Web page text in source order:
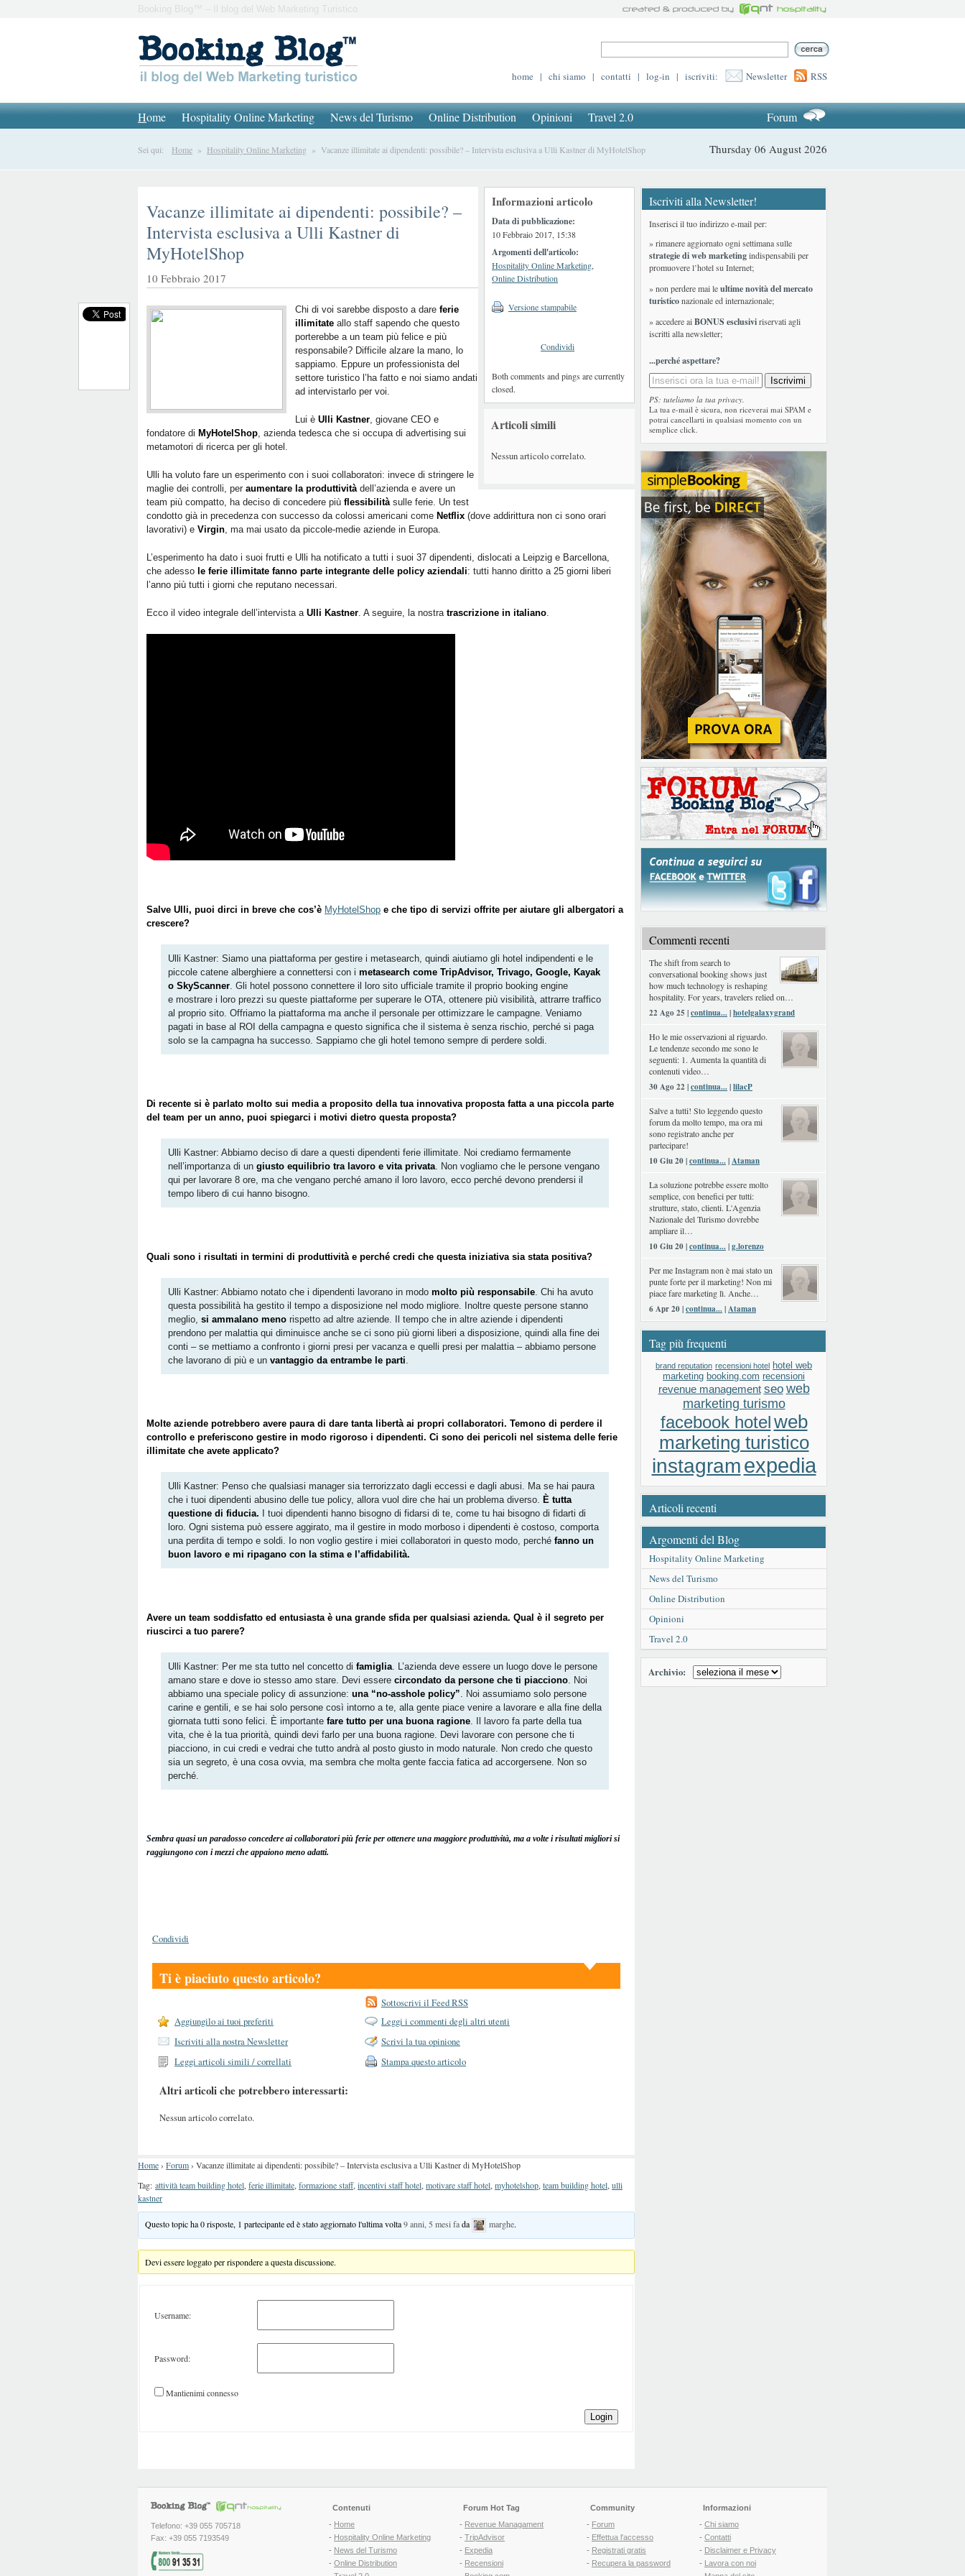
Booking Blog™ – Il blog del Web Marketing Turistico
home | chi siamo | contatti | log-in | iscriviti: Newsletter RSS
Home Hospitality Online Marketing News del Turismo Online Distribution Opinioni Travel 2.0 Forum
Sei qui: Home » Hospitality Online Marketing » Vacanze illimitate ai dipendenti: possibile? – Intervista esclusiva a Ulli Kastner di MyHotelShop Thursday 06 August 2026
Informazioni articolo
Data di pubblicazione:
10 Febbraio 2017, 15:38
Argomenti dell'articolo:
Hospitality Online Marketing,
Online Distribution
Versione stampabile
Condividi
Both comments and pings are currently
closed.
Articoli simili
Nessun articolo correlato.
Vacanze illimitate ai dipendenti: possibile? –
Intervista esclusiva a Ulli Kastner di
MyHotelShop
10 Febbraio 2017
Chi di voi sarebbe disposto a dare ferie
illimitate allo staff sapendo che questo
porterebbe a un team più felice e più
responsabile? Difficile alzare la mano, lo
sappiamo. Eppure un professionista del
settore turistico l’ha fatto e noi siamo andati
ad intervistarlo per voi.
Lui è Ulli Kastner, giovane CEO e
fondatore di MyHotelShop, azienda tedesca che si occupa di advertising sui
metamotori di ricerca per gli hotel.
Ulli ha voluto fare un esperimento con i suoi collaboratori: invece di stringere le
maglie dei controlli, per aumentare la produttivitàdell’azienda e avere un
team più compatto, ha deciso di concedere più flessibilitàsulle ferie. Un test
condotto già in precedenza con successo da colossi americani come Netflix (dove addirittura non ci sono orari
lavorativi) e Virgin, ma mai usato da piccole-medie aziende in Europa.
L’esperimento ha dato i suoi frutti e Ulli ha notificato a tutti i suoi 37 dipendenti, dislocati a Leipzig e Barcellona,
che adesso le ferie illimitate fanno parte integrante delle policy aziendali: tutti hanno diritto a 25 giorni liberi
l’anno più tutti i giorni che reputano necessari.
Ecco il video integrale dell’intervista a Ulli Kastner. A seguire, la nostra trascrizione in italiano.
Salve Ulli, puoi dirci in breve che cos’è MyHotelShop e che tipo di servizi offrite per aiutare gli albergatori a
crescere?
Ulli Kastner: Siamo una piattaforma per gestire i metasearch, quindi aiutiamo gli hotel indipendenti e le
piccole catene alberghiere a connettersi con i metasearch come TripAdvisor, Trivago, Google, Kayak
o SkyScanner. Gli hotel possono connettere il loro sito ufficiale tramite il proprio booking engine
e mostrare i loro prezzi su queste piattaforme per superare le OTA, ottenere più visibilità, attrarre traffico
al proprio sito. Offriamo la piattaforma ma anche il personale per ottimizzare le campagne. Veniamo
pagati in base al ROI della campagna e questo significa che il sistema è senza rischio, perché si paga
solo se la campagna ha successo. Sappiamo che gli hotel temono sempre di perdere soldi.
Di recente si è parlato molto sui media a proposito della tua innovativa proposta fatta a una piccola parte
del team per un anno, puoi spiegarci i motivi dietro questa proposta?
Ulli Kastner: Abbiamo deciso di dare a questi dipendenti ferie illimitate. Noi crediamo fermamente
nell’importanza di un giusto equilibrio tra lavoro e vita privata. Non vogliamo che le persone vengano
qui per lavorare 8 ore, ma che vengano perché amano il loro lavoro, ecco perché devono prendersi il
tempo libero di cui hanno bisogno.
Quali sono i risultati in termini di produttività e perché credi che questa iniziativa sia stata positiva?
Ulli Kastner: Abbiamo notato che i dipendenti lavorano in modo molto più responsabile. Chi ha avuto
questa possibilità ha gestito il tempo a disposizione nel modo migliore. Inoltre queste persone stanno
meglio, si ammalano meno rispetto ad altre aziende. Il tempo che in altre aziende i dipendenti
prendono per malattia qui diminuisce anche se ci sono più giorni liberi a disposizione, quindi alla fine dei
conti – se mettiamo a confronto i giorni presi per vacanza e quelli presi per malattia – abbiamo persone
che lavorano di più e un vantaggio da entrambe le parti.
Molte aziende potrebbero avere paura di dare tanta libertà ai propri collaboratori. Temono di perdere il
controllo e preferiscono gestire in modo rigoroso i dipendenti. Ci sono dei pericoli nel sistema delle ferie
illimitate che avete applicato?
Ulli Kastner: Penso che qualsiasi manager sia terrorizzato dagli eccessi e dagli abusi. Ma se hai paura
che i tuoi dipendenti abusino delle tue policy, allora vuol dire che hai un problema diverso. È tutta
questione di fiducia. I tuoi dipendenti hanno bisogno di fidarsi di te, come tu hai bisogno di fidarti di
loro. Ogni sistema può essere aggirato, ma il gestire in modo morboso i dipendenti è costoso, comporta
una perdita di tempo e soldi. Io non voglio gestire i miei collaboratori in questo modo, perché fanno un
buon lavoro e mi ripagano con la stima e l’affidabilità.
Avere un team soddisfatto ed entusiasta è una grande sfida per qualsiasi azienda. Qual è il segreto per
riuscirci a tuo parere?
Ulli Kastner: Per me sta tutto nel concetto di famiglia. L’azienda deve essere un luogo dove le persone
amano stare e dove io stesso amo stare. Devi essere circondato da persone che ti piacciono. Noi
abbiamo una speciale policy di assunzione: una “no-asshole policy”. Noi assumiamo solo persone
carine e gentili, e se hai solo persone così intorno a te, alla gente piace venire a lavorare e alla fine della
giornata tutti sono felici. È importante fare tutto per una buona ragione. Il lavoro fa parte della tua
vita, che è la tua priorità, quindi devi farlo per una buona ragione. Devi lavorare con persone che ti
piacciono, in cui credi e vedrai che tutto andrà al posto giusto in modo naturale. Non credo che questo
sia un segreto, è una cosa ovvia, ma sembra che molta gente faccia fatica ad accorgersene. Non so
perché.
Sembra quasi un paradosso concedere ai collaboratori più ferie per ottenere una maggiore produttività, ma a volte i risultati migliori si
raggiungono con i mezzi che appaiono meno adatti.
Condividi
Ti è piaciuto questo articolo?
Sottoscrivi il Feed RSS
Aggiungilo ai tuoi preferiti
Leggi i commenti degli altri utenti
Iscriviti alla nostra Newsletter
Scrivi la tua opinione
Leggi articoli simili / correllati
Stampa questo articolo
Altri articoli che potrebbero interessarti:
Nessun articolo correlato.
Home› Forum› Vacanze illimitate ai dipendenti: possibile? – Intervista esclusiva a Ulli Kastner di MyHotelShop
Tag: attività team building hotel, ferie illimitate, formazione staff, incentivi staff hotel, motivare staff hotel, myhotelshop, team building hotel, ulli
kastner
Questo topic ha 0 risposte, 1 partecipante ed è stato aggiornato l'ultima volta9 anni, 5 mesi fada marghe.
Devi essere loggato per rispondere a questa discussione.
Username:
Password:
Mantienimi connesso
Login
Iscriviti alla Newsletter!
Inserisci il tuo indirizzo e-mail per:
» rimanere aggiornato ogni settimana sulle
strategie di web marketingindispensabili per
promuovere l’hotel su Internet;
» non perdere mai leultime novità del mercato
turisticonazionale ed internazionale;
» accedere aiBONUS esclusiviriservati agli
iscritti alla newsletter;
...perché aspettare?
PS: tuteliamo la tua privacy.
La tua e-mail è sicura, non riceverai mai SPAM e
potrai cancellarti in qualsiasi momento con un
semplice click.
Commenti recenti
The shift from search to
conversational booking shows just
how much technology is reshaping
hospitality. For years, travelers relied on…
22 Ago 25 |continua...|hotelgalaxygrand
Ho le mie osservazioni al riguardo.
Le tendenze secondo me sono le
seguenti: 1. Aumenta la quantità di
contenuti video…
30 Ago 22 |continua...|lilacP
Salve a tutti! Sto leggendo questo
forum da molto tempo, ma ora mi
sono registrato anche per
partecipare!
10 Giu 20 |continua...|Ataman
La soluzione potrebbe essere molto
semplice, con benefici per tutti:
strutture, stato, clienti. L'Agenzia
Nazionale del Turismo dovrebbe
ampliare il…
10 Giu 20 |continua...|g.lorenzo
Per me Instagram non è mai stato un
punte forte per il marketing! Non mi
piace fare marketing lì. Anche…
6 Apr 20 |continua...|Ataman
Tag più frequenti
brand reputation recensioni hotel hotel web
marketing booking.com recensioni
revenue management seo web
marketing turismo
facebook hotelweb
marketing turistico
instagramexpedia
Articoli recenti
Argomenti del Blog
Hospitality Online Marketing
News del Turismo
Online Distribution
Opinioni
Travel 2.0
Archivio:
Telefono: +39 055 705718
Fax: +39 055 7193549
Contenuti
- Home
- Hospitality Online Marketing
- News del Turismo
- Online Distribution
Forum Hot Tag
- Revenue Managament
- TripAdvisor
- Expedia
- Recensioni
Community
- Forum
- Effettua l'accesso
- Registrati gratis
- Recupera la password
Informazioni
- Chi siamo
- Contatti
- Disclaimer e Privacy
- Lavora con noi